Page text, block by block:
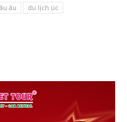
âu du lịch úc